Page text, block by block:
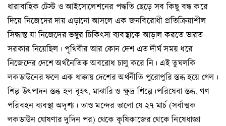
ধারাবাহিক টেস্ট ও আইসোলেশনের পদ্ধতি ছেড়ে সব কিছু বন্ধ করে
দিয়ে নিজেদের দায় এড়ানো আসলে এক জনবিরোধী প্রতিক্রিয়াশীল
সিদ্ধান্ত যা নিজেদের ভঙ্গুর চিকিৎসা ব্যবস্থাকে আড়াল করতে ভারত
সরকার নিয়েছিল। পৃথিবীর আর কোন দেশ এত দীর্ঘ সময় ধরে
নিজেদের দেশে অর্থনৈতিক অবরোধ চালু করে নি। এই তুঘলকি
লকডাউনের ফলে এক ধাক্কায় দেশের অর্থনীতি পুরোপুরি স্তব্ধ হয়ে গেল।
শিল্প উৎপাদন স্তব্ধ হল বৃহৎ, মাঝারি ও ক্ষুদ্র শিল্পে।পরিষেবা স্তব্ধ, গণ
পরিবহন ব্যবস্থা অদৃশ্য। তাও মন্দের ভালো যে ২৭ মার্চ (সর্বাত্মক
লকডাউন ঘোষণার দুদিন পর) থেকে কৃষিকাজের থেকে নিষেধাজ্ঞা